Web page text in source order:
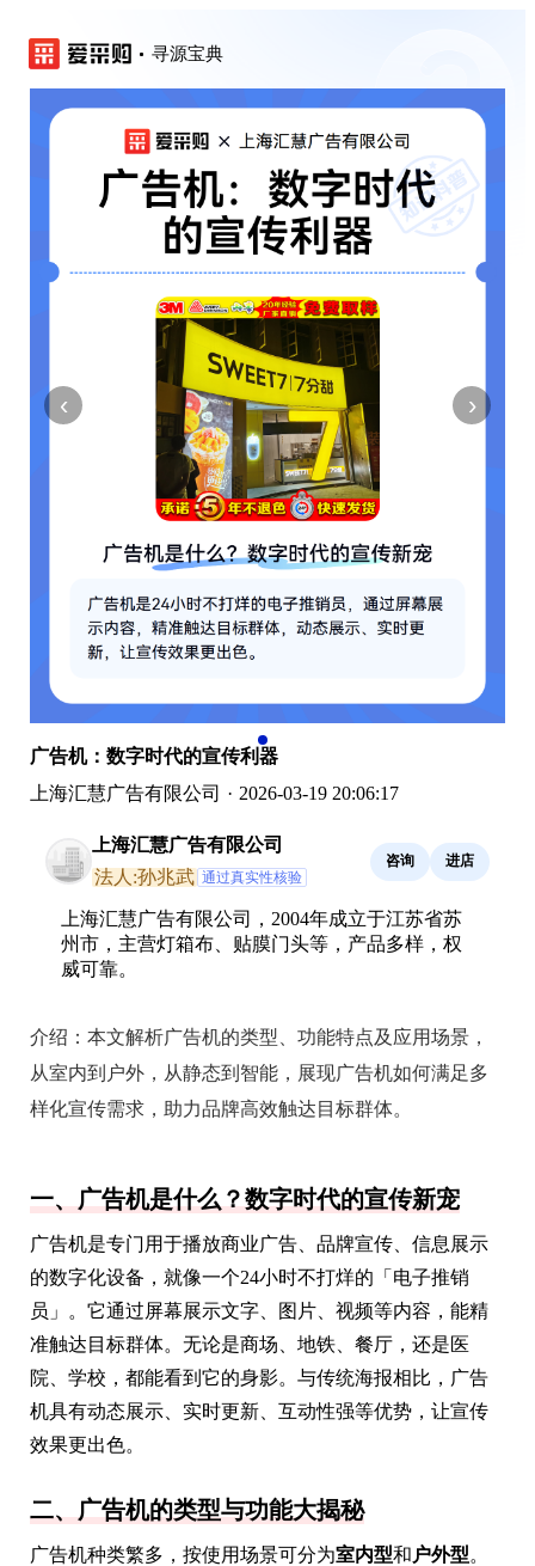
寻源宝典
‹ ›
广告机：数字时代的宣传利器
上海汇慧广告有限公司 · 2026-03-19 20:06:17
上海汇慧广告有限公司
法人:孙兆武 通过真实性核验
咨询 进店
上海汇慧广告有限公司，2004年成立于江苏省苏
州市，主营灯箱布、贴膜门头等，产品多样，权
威可靠。
介绍： 本文解析广告机的类型、功能特点及应用场景，
从室内到户外，从静态到智能，展现广告机如何满足多
样化宣传需求，助力品牌高效触达目标群体。
一、广告机是什么？数字时代的宣传新宠
广告机是专门用于播放商业广告、品牌宣传、信息展示
的数字化设备，就像一个24小时不打烊的「电子推销
员」。它通过屏幕展示文字、图片、视频等内容，能精
准触达目标群体。无论是商场、地铁、餐厅，还是医
院、学校，都能看到它的身影。与传统海报相比，广告
机具有动态展示、实时更新、互动性强等优势，让宣传
效果更出色。
二、广告机的类型与功能大揭秘
广告机种类繁多，按使用场景可分为室内型和 户外型。